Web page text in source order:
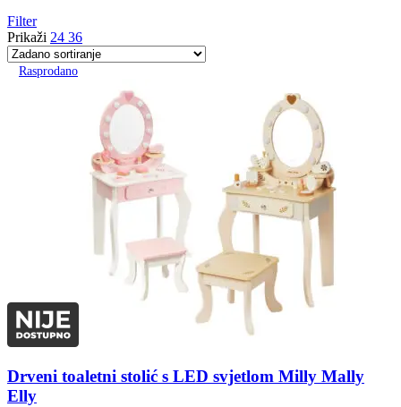
Filter
Prikaži 24 36
Rasprodano
Drveni toaletni stolić s LED svjetlom Milly Mally
Elly